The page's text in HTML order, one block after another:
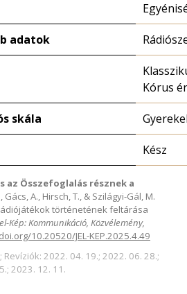
adatok
Kórus
skála
Kész
az Összefoglalás résznek a
Gács, A., Hirsch, T., & Szilágyi-Gál, M.
történetének feltárása
Kép: Kommunikáció, Közvélemény,
10.20520/JEL-KEP.2025.4.49
2022. 04. 19.; 2022. 06. 28.;
2023. 12. 11.